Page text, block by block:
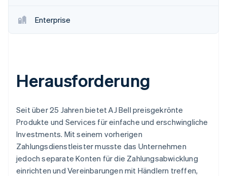
Enterprise
Herausforderung
Seit über 25 Jahren bietet AJ Bell preisgekrönte
Produkte und Services für einfache und erschwingliche
Investments. Mit seinem vorherigen
Zahlungsdienstleister musste das Unternehmen
jedoch separate Konten für die Zahlungsabwicklung
einrichten und Vereinbarungen mit Händlern treffen,